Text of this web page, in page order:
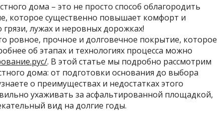
дома – это не просто способ облагородить
которое существенно повышает комфорт и
лужах и неровных дорожках!
ровное, прочное и долговечное покрытие, которое
об этапах и технологиях процесса можно
. В этой статье мы подробно рассмотрим
дома: от подготовки основания до выбора
о преимуществах и недостатках этого
ухаживать за асфальтированной площадкой,
вид на долгие годы.